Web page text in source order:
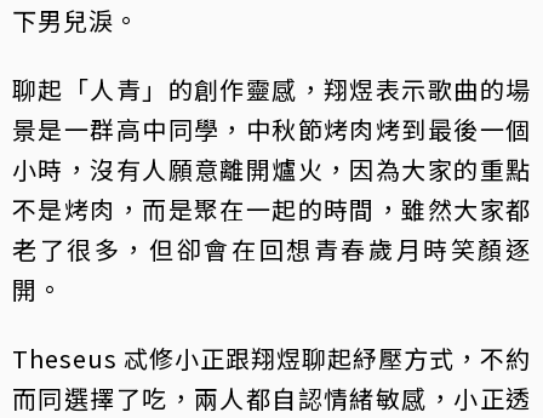
下男兒淚。
聊起「人青」的創作靈感，翔煜表示歌曲的場
景是一群高中同學，中秋節烤肉烤到最後一個
小時，沒有人願意離開爐火，因為大家的重點
不是烤肉，而是聚在一起的時間，雖然大家都
老了很多，但卻會在回想青春歲月時笑顏逐
開。
Theseus 忒修小正跟翔煜聊起紓壓方式，不約
而同選擇了吃，兩人都自認情緒敏感，小正透